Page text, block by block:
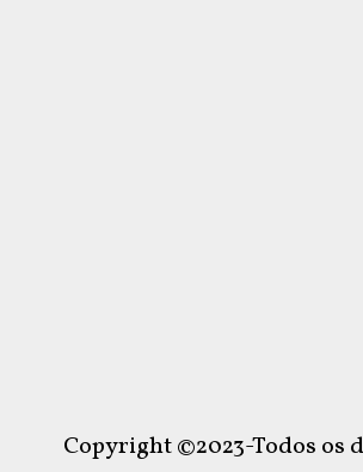
Copyright ©2023-Todos os